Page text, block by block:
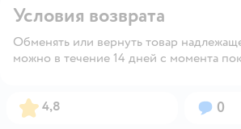
Условия возврата
Обменять или вернуть товар
можно в течение 14 дней с момента
Рейтинг:
4,8 0